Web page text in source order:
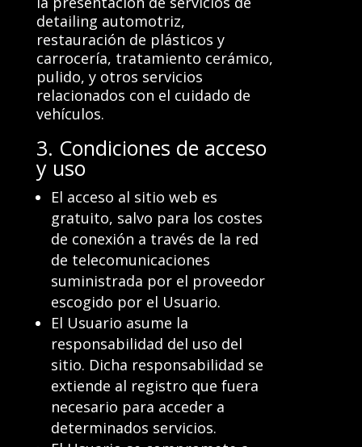
detailing automotriz,
restauración de plásticos y
carrocería, tratamiento cerámico,
pulido, y otros servicios
relacionados con el cuidado de
vehículos.
3. Condiciones de acceso
y uso
El acceso al sitio web es
gratuito, salvo para los costes
de conexión a través de la red
de telecomunicaciones
suministrada por el proveedor
escogido por el Usuario.
El Usuario asume la
responsabilidad del uso del
sitio. Dicha responsabilidad se
extiende al registro que fuera
necesario para acceder a
determinados servicios.